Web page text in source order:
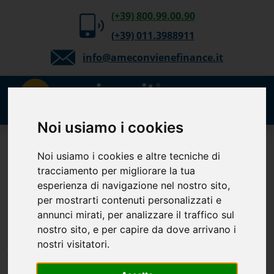
Noi usiamo i cookies
Noi usiamo i cookies e altre tecniche di
tracciamento per migliorare la tua
esperienza di navigazione nel nostro sito,
per mostrarti contenuti personalizzati e
annunci mirati, per analizzare il traffico sul
nostro sito, e per capire da dove arrivano i
nostri visitatori.
(+39) 800.99.00.90
(+39) 011.3988911
info@ameconvienefinance.it
Richiedi gratuitamente
il tuo preventivo
Cessione del Quinto, Delega,
Prestito
Personale, TFS e Mutuo. Verifica
la tua
fattibilità.